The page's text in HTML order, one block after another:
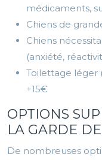
médicaments,
Chiens de
Chiens
(anxiété,
Toilettage léger
+15€
OPTIONS
LA GARDE
De nombreuses